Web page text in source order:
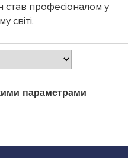
став професіоналом у
світі.
параметрами